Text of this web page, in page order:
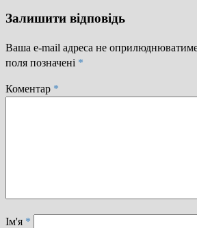
Залишити відповідь
Ваша e-mail адреса не
поля позначені *
Коментар *
Ім'я *